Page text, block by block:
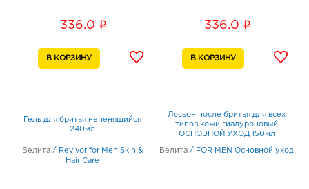
336.0 i 336.0 i
Гель для бритья непенящийся
240мл
Белита / Revivor for Men Skin &
Hair Care
Лосьон после бритья для всех
типов кожи гиалуроновый
ОСНОВНОЙ УХОД 150мл
Белита / FOR MEN Основной уход